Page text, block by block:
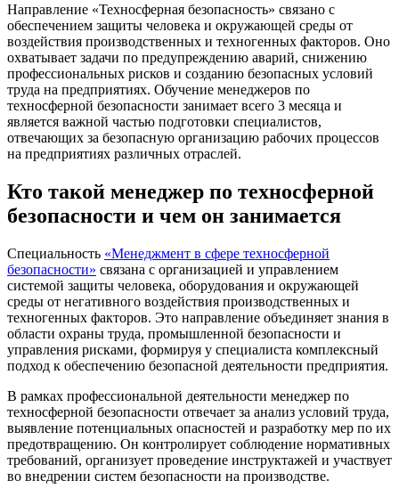
Направление «Техносферная безопасность» связано с
обеспечением защиты человека и окружающей среды от
воздействия производственных и техногенных факторов. Оно
охватывает задачи по предупреждению аварий, снижению
профессиональных рисков и созданию безопасных условий
труда на предприятиях. Обучение менеджеров по
техносферной безопасности занимает всего 3 месяца и
является важной частью подготовки специалистов,
отвечающих за безопасную организацию рабочих процессов
на предприятиях различных отраслей.
Кто такой менеджер по техносферной
безопасности и чем он занимается
Специальность «Менеджмент в сфере техносферной
безопасности» связана с организацией и управлением
системой защиты человека, оборудования и окружающей
среды от негативного воздействия производственных и
техногенных факторов. Это направление объединяет знания в
области охраны труда, промышленной безопасности и
управления рисками, формируя у специалиста комплексный
подход к обеспечению безопасной деятельности предприятия.
В рамках профессиональной деятельности менеджер по
техносферной безопасности отвечает за анализ условий труда,
выявление потенциальных опасностей и разработку мер по их
предотвращению. Он контролирует соблюдение нормативных
требований, организует проведение инструктажей и участвует
во внедрении систем безопасности на производстве.